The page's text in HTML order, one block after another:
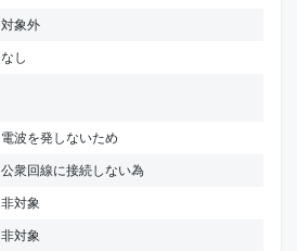
対象外
なし
電波を発しないため
公衆回線に接続しない為
非対象
非対象